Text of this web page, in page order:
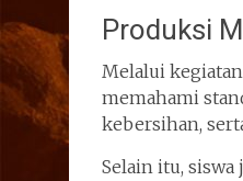
Produksi
Melalui
memahami
kebersihan,
Selain itu,